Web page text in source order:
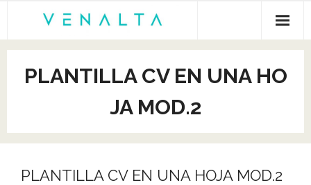
Inicio
Venalta
Empleo
Recursos gratis
PLANTILLA CV EN UNA HO
JA MOD.2
PLANTILLA CV EN UNA HOJA MOD.2